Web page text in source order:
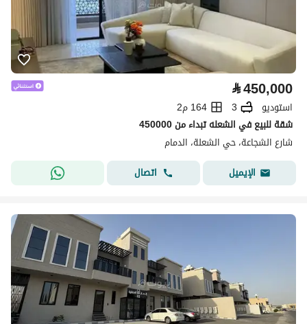
⃁450,000
استوديو 3
164 م2
شقة للبيع في الشعله تبداء من 450000
شارع الشجاعة، حي الشعلة، الدمام
الإيميل
اتصال